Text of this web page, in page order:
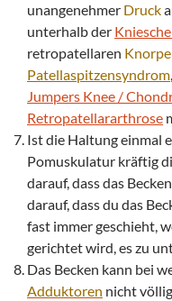
unangenehmer Druck
unterhalb der
retropatellaren
Patellaspitzensyndrom,
Jumpers Knee /
Retropatellararthrose
Ist die Haltung einmal
Pomuskulatur kräftig
darauf, dass das
darauf, dass du das
fast immer geschieht,
gerichtet wird, es zu
Das Becken kann bei
Adduktoren nicht